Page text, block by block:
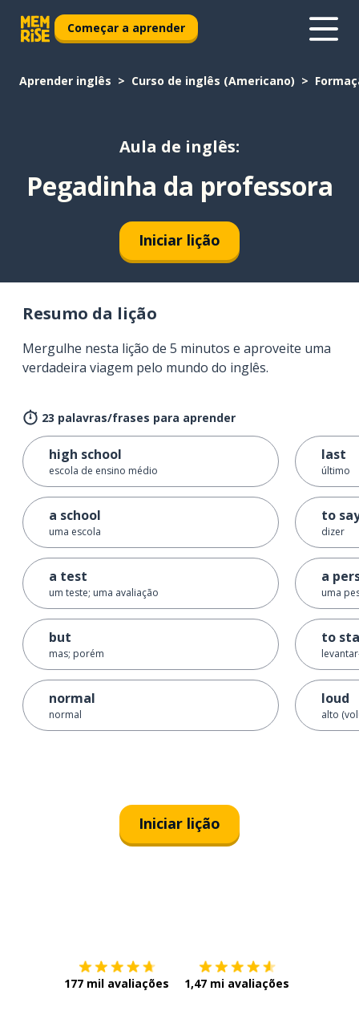
Começar a aprender
Aprender inglês Curso de inglês (Americano)
Aula de inglês:
Pegadinha da professora
Iniciar lição
Resumo da lição
Mergulhe nesta lição de 5 minutos e aproveite uma
verdadeira viagem pelo mundo do inglês.
23 palavras/frases para aprender
high school
escola de ensino médio
a school
uma escola
a test
um teste; uma avaliação
but
mas; porém
normal
normal
last
último
to
dizer
a
uma
to
loud
alto
Iniciar lição
177 mil avaliações 1,47 mi avaliações